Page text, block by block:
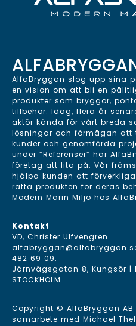
AlfaBryggan slog upp sina
en vision om att bli en
produkter som bryggor,
tillbehör. Idag, flera år
aktör kända för vårt breda
lösningar och förmågan att
kunder och genomförda
under ”Referenser” har
företag att lita på. Vår
hjälpa kunden att
rätta produkten för deras
Modern Marin Miljö hos
Kontakt
VD, Christer Ulfvengren
482 69 09.
Järnvägsgatan 8, Kungsör |
STOCKHOLM
Copyright © AlfaBryggan
samarbete med Michael